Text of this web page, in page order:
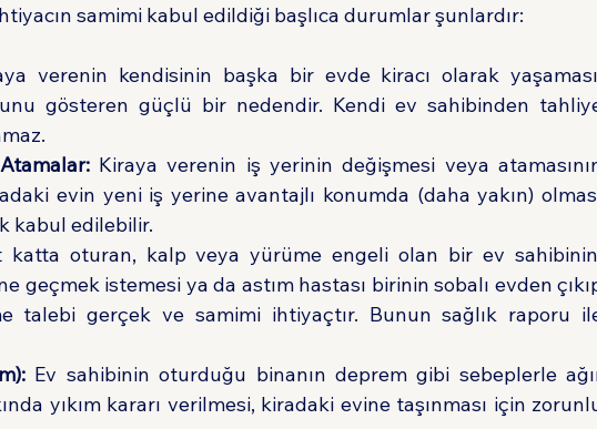
samimi kabul edildiği başlıca durumlar şunlardır:
verenin kendisinin başka bir evde kiracı olarak
gösteren güçlü bir nedendir. Kendi ev sahibinden
Kiraya verenin iş yerinin değişmesi veya
evin yeni iş yerine avantajlı konumda (daha yakın)
kabul edilebilir.
oturan, kalp veya yürüme engeli olan bir ev
geçmek istemesi ya da astım hastası birinin sobalı evden
talebi gerçek ve samimi ihtiyaçtır. Bunun sağlık raporu
Ev sahibinin oturduğu binanın deprem gibi sebeplerle
yıkım kararı verilmesi, kiradaki evine taşınması için